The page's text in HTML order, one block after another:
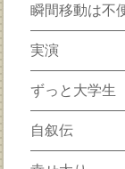
瞬間移動は不
実演
ずっと大学生
自叙伝